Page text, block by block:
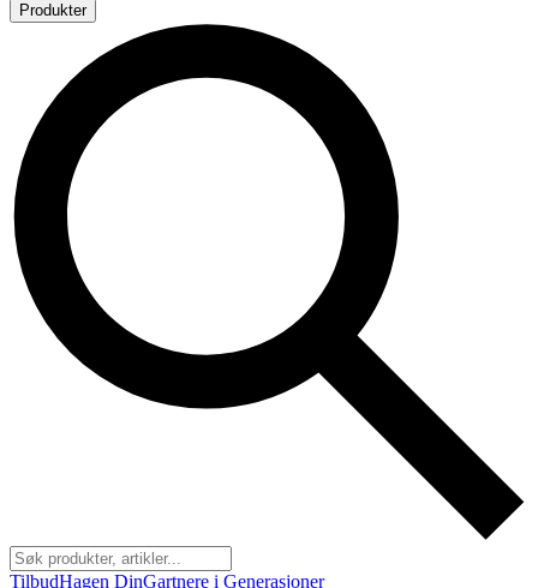
Produkter
TilbudHagen DinGartnere i Generasjoner